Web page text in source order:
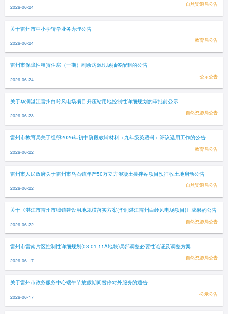
2026-06-24 自然资源局公告
关于雷州市中小学转学业务办理公告
2026-06-24 教育局公告
雷州市保障性租赁住房（一期）剩余房源现场抽签配租的公告
2026-06-24 公示公告
关于华润湛江雷州白岭风电场项目升压站用地控制性详细规划的审批前公示
2026-06-23 自然资源局公告
雷州市教育局关于组织2026年初中阶段教辅材料（九年级英语科）评议选用工作的公告
2026-06-22 教育局公告
雷州市人民政府关于雷州市乌石镇年产50万立方混凝土搅拌站项目预征收土地启动公告
2026-06-22 自然资源局公告
关于《湛江市雷州市城镇建设用地规模落实方案(华润湛江雷州白岭风电场项目)》成果的公告
2026-06-22 自然资源局公告
雷州市雷南片区控制性详细规划(03-01-11A地块)局部调整必要性论证及调整方案
2026-06-17 自然资源局公告
关于雷州市政务服务中心端午节放假期间暂停对外服务的通告
2026-06-17 公示公告